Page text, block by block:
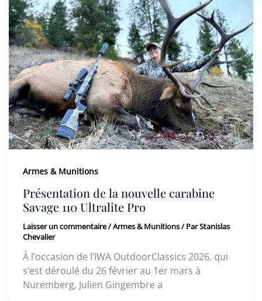
Armes & Munitions
Présentation de la nouvelle carabine
Savage 110 Ultralite Pro
Laisser un commentaire/Armes & Munitions/ ParStanislas
Chevalier
À l’occasion de l’IWA OutdoorClassics 2026, qui
s’est déroulé du 26 février au 1er mars à
Nuremberg, Julien Gingembre a